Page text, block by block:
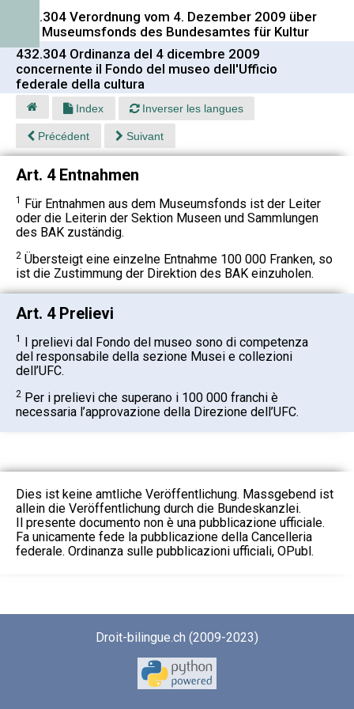
432.304 Verordnung vom 4. Dezember 2009 über
den Museumsfonds des Bundesamtes für Kultur
432.304 Ordinanza del 4 dicembre 2009
concernente il Fondo del museo dell'Ufficio
federale della cultura
Index Inverser les langues
Précédent Suivant
Art. 4 Entnahmen
1 Für Entnahmen aus dem Museumsfonds ist der Leiter
oder die Leiterin der Sektion Museen und Sammlungen
des BAK zuständig.
2 Übersteigt eine einzelne Entnahme 100 000 Franken, so
ist die Zustimmung der Direktion des BAK einzuholen.
Art. 4 Prelievi
1 I prelievi dal Fondo del museo sono di competenza
del responsabile della sezione Musei e collezioni
dell’UFC.
2 Per i prelievi che superano i 100 000 franchi è
necessaria l’approvazione della Direzione dell’UFC.
Dies ist keine amtliche Veröffentlichung. Massgebend ist
allein die Veröffentlichung durch die Bundeskanzlei.
Il presente documento non è una pubblicazione ufficiale.
Fa unicamente fede la pubblicazione della Cancelleria
federale. Ordinanza sulle pubblicazioni ufficiali, OPubl.
Droit-bilingue.ch (2009-2023)